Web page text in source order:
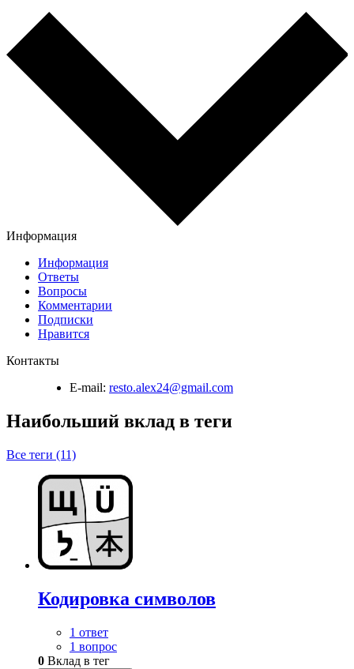
Информация
Информация
Ответы
Вопросы
Комментарии
Подписки
Нравится
Контакты
E-mail: resto.alex24@gmail.com
Наибольший вклад в теги
Все теги (11)
Кодировка символов
1 ответ
1 вопрос
0 Вклад в тег